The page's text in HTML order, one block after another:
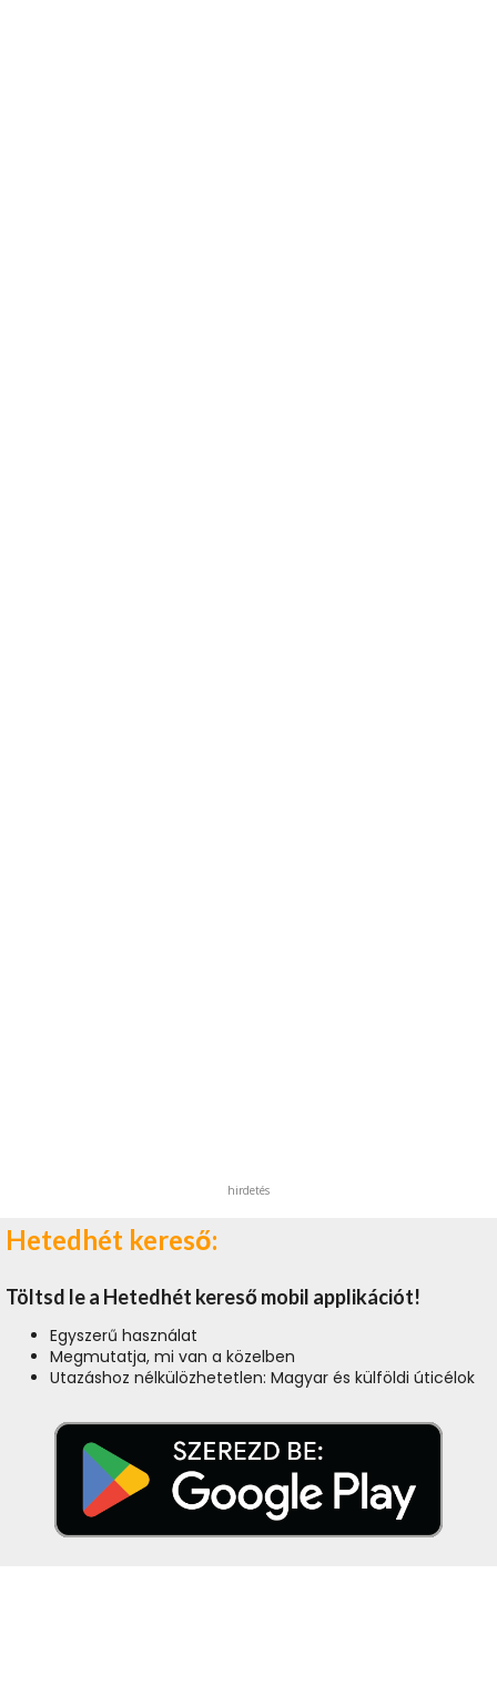
hirdetés
Hetedhét kereső:
Töltsd le a Hetedhét kereső mobil applikációt!
Egyszerű használat
Megmutatja, mi van a közelben
Utazáshoz nélkülözhetetlen: Magyar és külföldi úticélok